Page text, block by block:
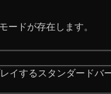
ードが存在します。
イするスタンダードバ